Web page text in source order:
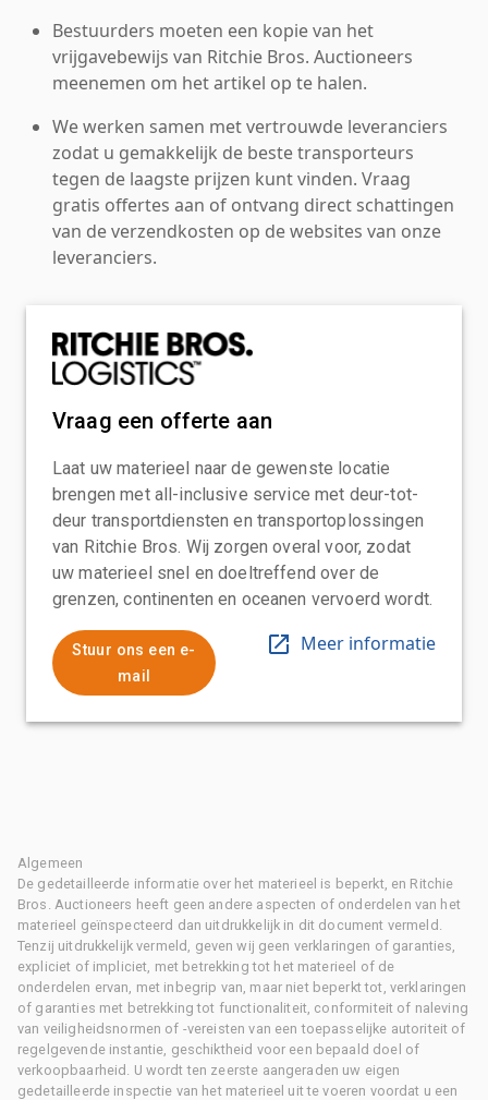
Bestuurders moeten een kopie van het
vrijgavebewijs van Ritchie Bros. Auctioneers
meenemen om het artikel op te halen.
We werken samen met vertrouwde leveranciers
zodat u gemakkelijk de beste transporteurs
tegen de laagste prijzen kunt vinden. Vraag
gratis offertes aan of ontvang direct schattingen
van de verzendkosten op de websites van onze
leveranciers.
Vraag een offerte aan
Laat uw materieel naar de gewenste locatie
brengen met all-inclusive service met deur-tot-
deur transportdiensten en transportoplossingen
van Ritchie Bros. Wij zorgen overal voor, zodat
uw materieel snel en doeltreffend over de
grenzen, continenten en oceanen vervoerd wordt.
Stuur ons een e-
mail
Meer informatie
Algemeen
De gedetailleerde informatie over het materieel is beperkt, en Ritchie
Bros. Auctioneers heeft geen andere aspecten of onderdelen van het
materieel geïnspecteerd dan uitdrukkelijk in dit document vermeld.
Tenzij uitdrukkelijk vermeld, geven wij geen verklaringen of garanties,
expliciet of impliciet, met betrekking tot het materieel of de
onderdelen ervan, met inbegrip van, maar niet beperkt tot, verklaringen
of garanties met betrekking tot functionaliteit, conformiteit of naleving
van veiligheidsnormen of -vereisten van een toepasselijke autoriteit of
regelgevende instantie, geschiktheid voor een bepaald doel of
verkoopbaarheid. U wordt ten zeerste aangeraden uw eigen
gedetailleerde inspectie van het materieel uit te voeren voordat u een